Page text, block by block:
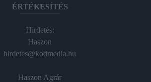
ÉRTÉKESÍTÉS
Hirdetés:
Haszon
hirdetes@kodmedia.hu
Haszon Agrár